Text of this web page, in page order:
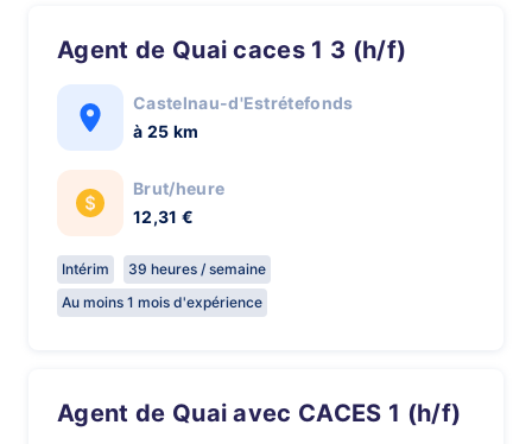
Agent de Quai caces 1 3 (h/f)
Castelnau-d'Estrétefonds
à 25 km
Brut/heure
12,31 €
Intérim
39 heures / semaine
Au moins 1 mois d'expérience
Agent de Quai avec CACES 1 (h/f)